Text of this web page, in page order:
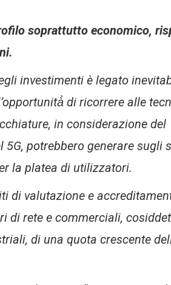
soprattutto economico,
investimenti è legato
di ricorrere alle
in considerazione del
potrebbero generare sugli
la platea di utilizzatori.
di valutazione e
di rete e commerciali,
di una quota crescente